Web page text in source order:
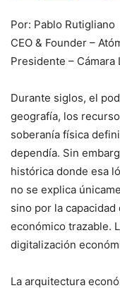
Por: Pablo Rutigliano
CEO & Founder –
Presidente –
Durante siglos, el
geografía, los
soberanía física
dependía. Sin
histórica donde esa
no se explica
sino por la
económico trazable.
digitalización
La arquitectura